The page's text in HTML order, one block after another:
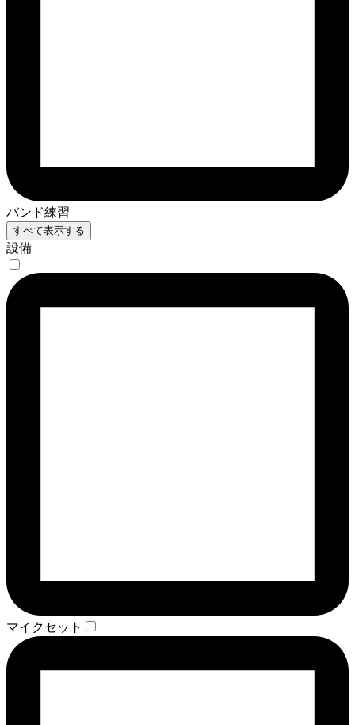
バンド練習
すべて表示する
設備
マイクセット